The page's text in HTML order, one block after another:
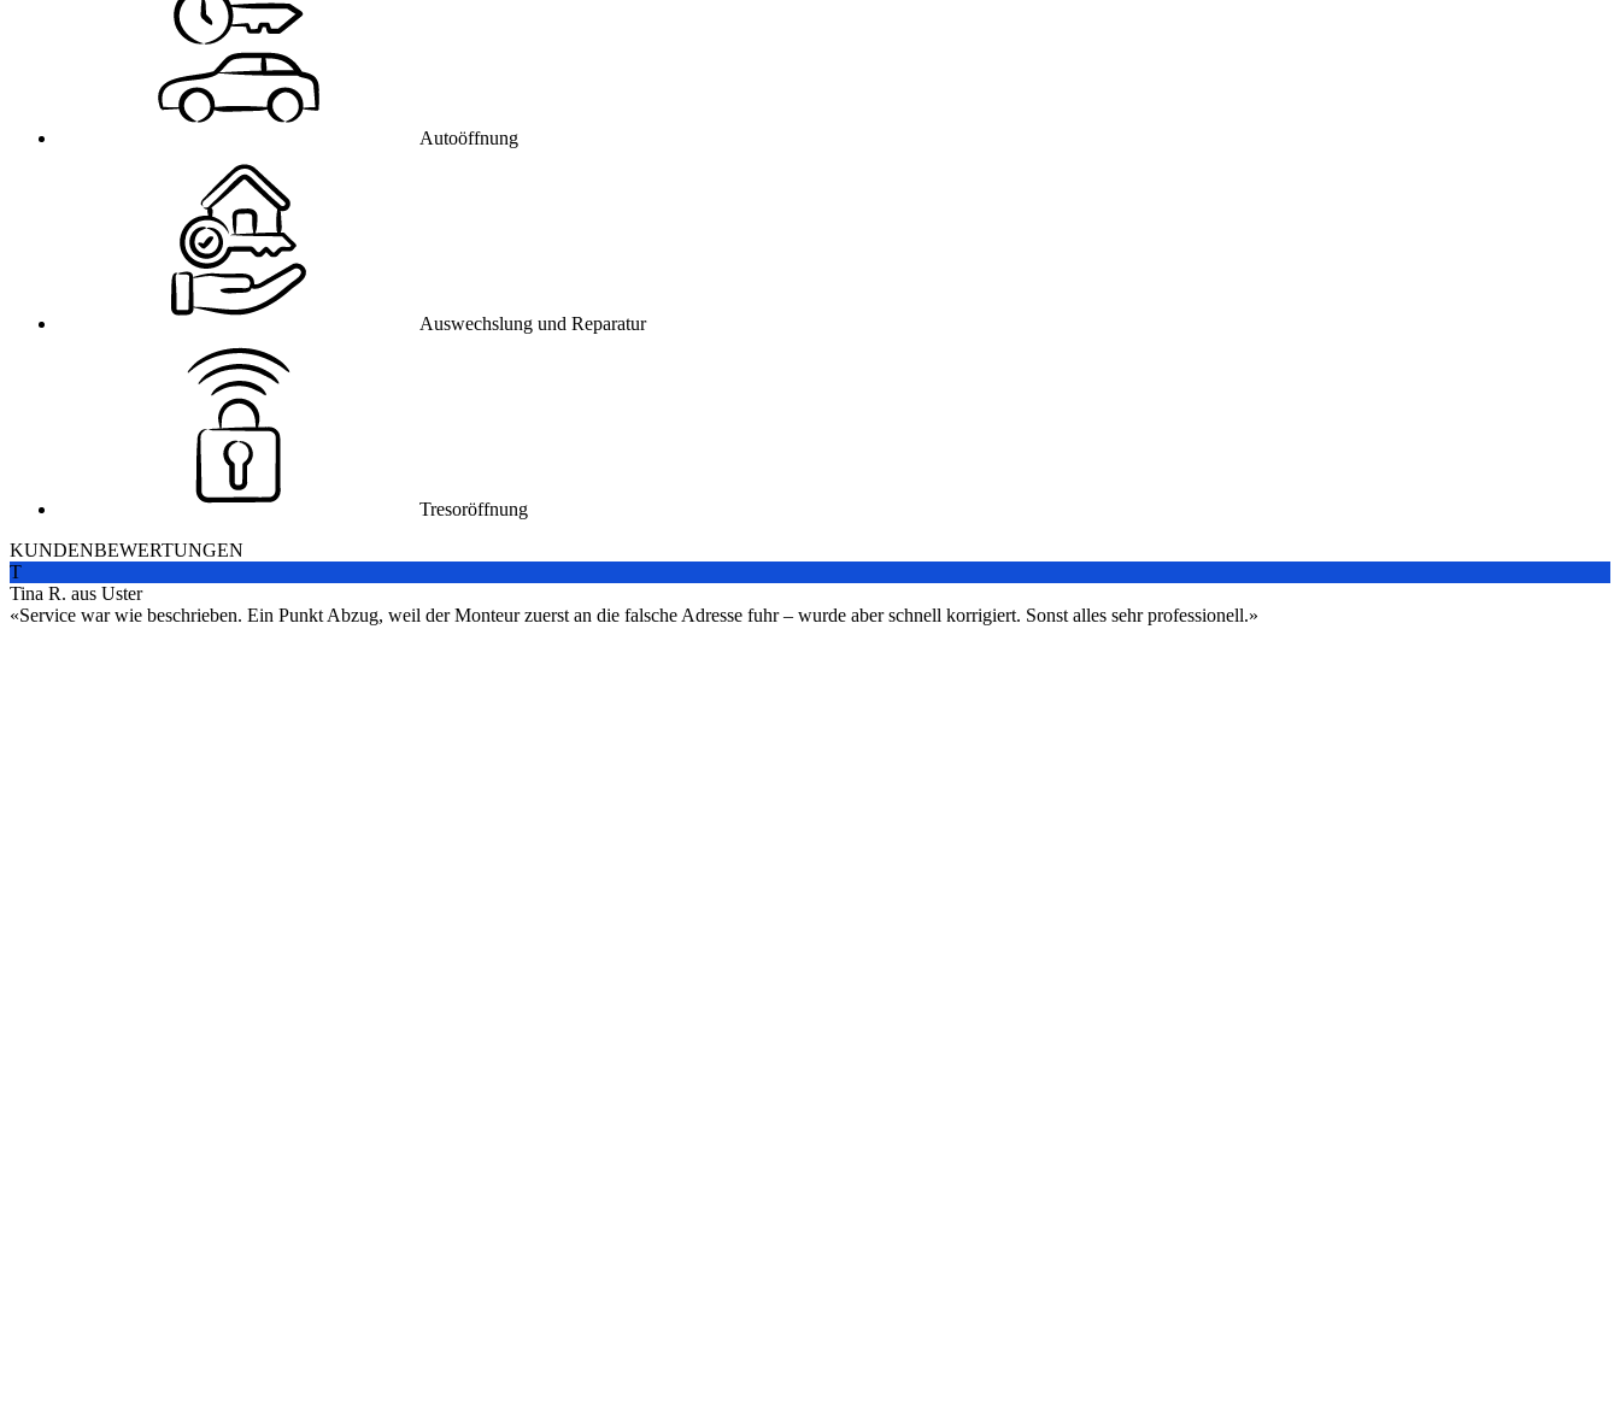
Autoöffnung
Auswechslung und Reparatur
Tresoröffnung
KUNDENBEWERTUNGEN
T
Tina R. aus Uster
Service war wie beschrieben. Ein Punkt Abzug, weil der Monteur zuerst an die falsche Adresse fuhr – wurde aber schnell korrigiert. Sonst alles sehr professionell.